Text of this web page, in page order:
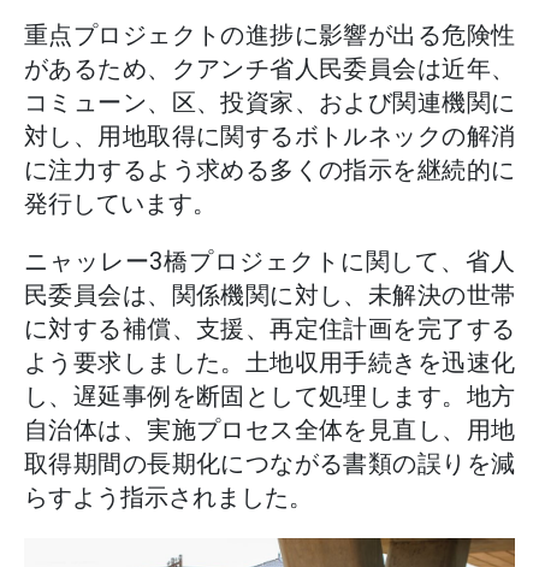
重点プロジェクトの進捗に影響が出る危険性
があるため、クアンチ省人民委員会は近年、
コミューン、区、投資家、および関連機関に
対し、用地取得に関するボトルネックの解消
に注力するよう求める多くの指示を継続的に
発行しています。
ニャッレー3橋プロジェクトに関して、省人
民委員会は、関係機関に対し、未解決の世帯
に対する補償、支援、再定住計画を完了する
よう要求しました。土地収用手続きを迅速化
し、遅延事例を断固として処理します。地方
自治体は、実施プロセス全体を見直し、用地
取得期間の長期化につながる書類の誤りを減
らすよう指示されました。